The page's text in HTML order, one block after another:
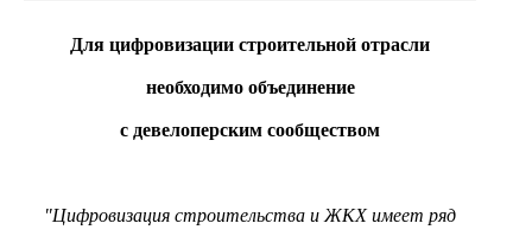
Для цифровизации строительной отрасли
необходимо объединение
с девелоперским сообществом
"Цифровизация строительства и ЖКХ имеет ряд